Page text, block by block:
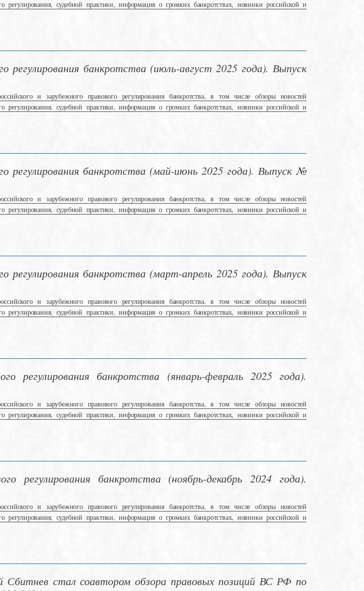
регулирования, судебной практики, информация о громких банкротствах, новинки российской и
регулирования банкротства (июль-август 2025 года). Выпуск
и зарубежного правового регулирования банкротства, в том числе обзоры новостей
регулирования, судебной практики, информация о громких банкротствах, новинки российской и
регулирования банкротства (май-июнь 2025 года). Выпуск №
и зарубежного правового регулирования банкротства, в том числе обзоры новостей
регулирования, судебной практики, информация о громких банкротствах, новинки российской и
регулирования банкротства (март-апрель 2025 года). Выпуск
и зарубежного правового регулирования банкротства, в том числе обзоры новостей
регулирования, судебной практики, информация о громких банкротствах, новинки российской и
регулирования банкротства (январь-февраль 2025 года).
и зарубежного правового регулирования банкротства, в том числе обзоры новостей
регулирования, судебной практики, информация о громких банкротствах, новинки российской и
регулирования банкротства (ноябрь-декабрь 2024 года).
и зарубежного правового регулирования банкротства, в том числе обзоры новостей
регулирования, судебной практики, информация о громких банкротствах, новинки российской и
стал соавтором обзора правовых позиций ВС РФ по